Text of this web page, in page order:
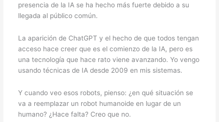
presencia de la IA se ha hecho más fuerte debido a su
llegada al público común.
La aparición de ChatGPT y el hecho de que todos tengan
acceso hace creer que es el comienzo de la IA, pero es
una tecnología que hace rato viene avanzando. Yo vengo
usando técnicas de IA desde 2009 en mis sistemas.
Y cuando veo esos robots, pienso: ¿en qué situación se
va a reemplazar un robot humanoide en lugar de un
humano? ¿Hace falta? Creo que no.